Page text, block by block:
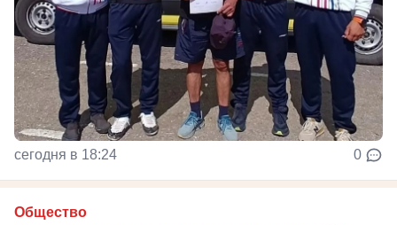
сегодня в 18:24 0
Общество